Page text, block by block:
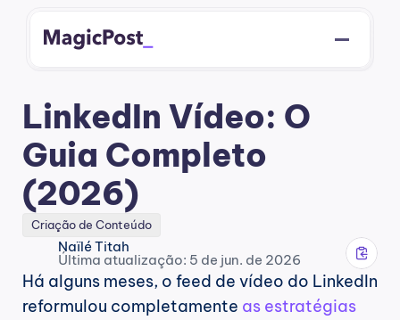
LinkedIn Vídeo: O
Guia Completo
(2026)
Criação de Conteúdo
Naïlé Titah
Última atualização: 5 de jun. de 2026
Há alguns meses, o feed de vídeo do LinkedIn
reformulou completamente as estratégias